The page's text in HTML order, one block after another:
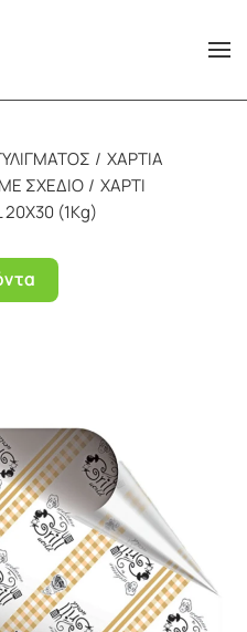
ΧΑΡΤΙΑ
ΣΧΕΔΙΟ
ΧΑΡΤΙ
(1Kg)